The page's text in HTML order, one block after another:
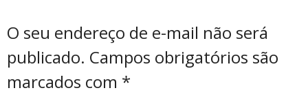
O seu endereço de e-mail não será
publicado. Campos obrigatórios são
marcados com *